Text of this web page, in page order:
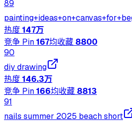
89
热度147万
竞争 Pin167均收藏 8800
90
diy drawing
热度146.3万
竞争 Pin166均收藏 8813
91
nails summer 2025 beach short